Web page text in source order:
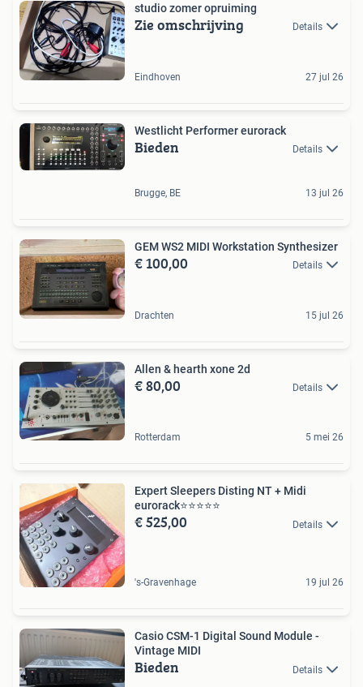
studio zomer opruiming
Zie omschrijving Details
Eindhoven 27 jul 26
Westlicht Performer eurorack
Bieden Details
Brugge, BE 13 jul 26
GEM WS2 MIDI Workstation Synthesizer
€ 100,00 Details
Drachten 15 jul 26
Allen & hearth xone 2d
€ 80,00 Details
Rotterdam 5 mei 26
Expert Sleepers Disting NT + Midi
eurorack⭐️⭐️⭐️⭐️⭐️
€ 525,00 Details
's-Gravenhage 19 jul 26
Casio CSM-1 Digital Sound Module -
Vintage MIDI
Bieden Details